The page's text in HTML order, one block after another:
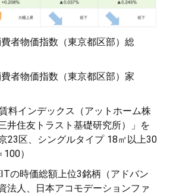
者物価指数（東京都区部）総
者物価指数（東京都区部）家
料インデックス（アットホーム株
井住友トラスト基礎研究所）」を
23区、シングルタイプ 18㎡以上30
＝100）
の時価総額上位3銘柄（アドバン
法人、日本アコモデーションファ